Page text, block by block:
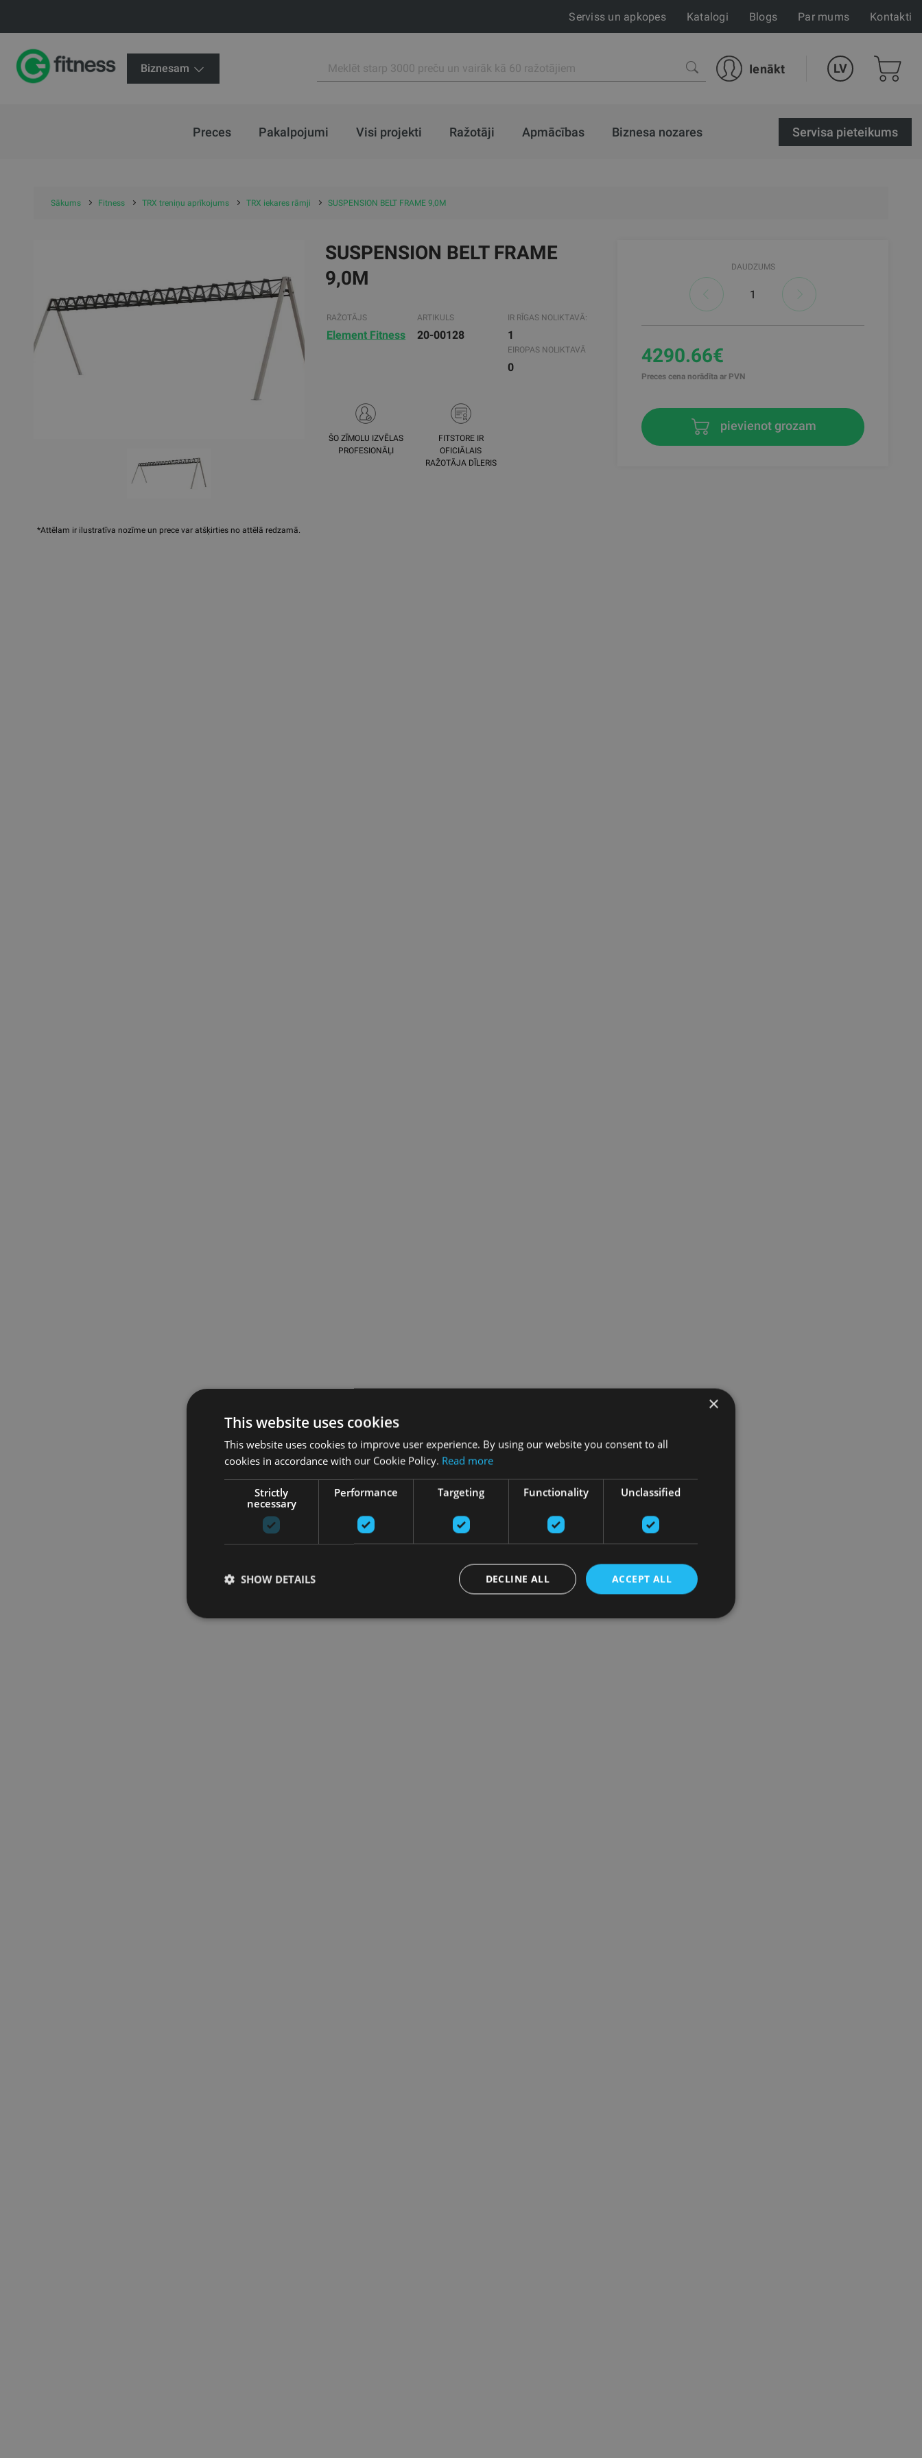
Serviss un apkopes Katalogi Blogs Par mums Kontakti
Biznesam Ienākt LV
Preces Pakalpojumi Visi projekti Ražotāji Apmācības Biznesa nozares Servisa pieteikums
Sākums Fitness TRX treniņu aprīkojums TRX iekares rāmji SUSPENSION BELT FRAME 9,0M
*Attēlam ir ilustratīva nozīme un prece var atšķirties no attēlā redzamā.
SUSPENSION BELT FRAME
9,0M
RAŽOTĀJS
Element Fitness
ARTIKULS
20-00128
IR RĪGAS NOLIKTAVĀ:
1
EIROPAS NOLIKTAVĀ
0
ŠO ZĪMOLU IZVĒLAS
PROFESIONĀĻI
FITSTORE IR
OFICIĀLAIS
RAŽOTĀJA DĪLERIS
DAUDZUMS
4290.66€
Preces cena norādīta ar PVN
pievienot grozam
×
This website uses cookies
This website uses cookies to improve user experience. By using our website you consent to all
cookies in accordance with our Cookie Policy. Read more
Strictly
necessary
Performance Targeting Functionality Unclassified
ACCEPT ALL
DECLINE ALL
SHOW DETAILS